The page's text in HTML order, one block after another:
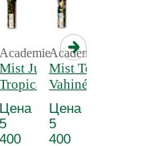
-
Academie
Mist Jungle
Tropicale -
Экзотический
бодрящий
мист
Цена
5
400
Academie
Mist Terre des
Vahinés - Мист
тропический
мечта»
Цена
5
400